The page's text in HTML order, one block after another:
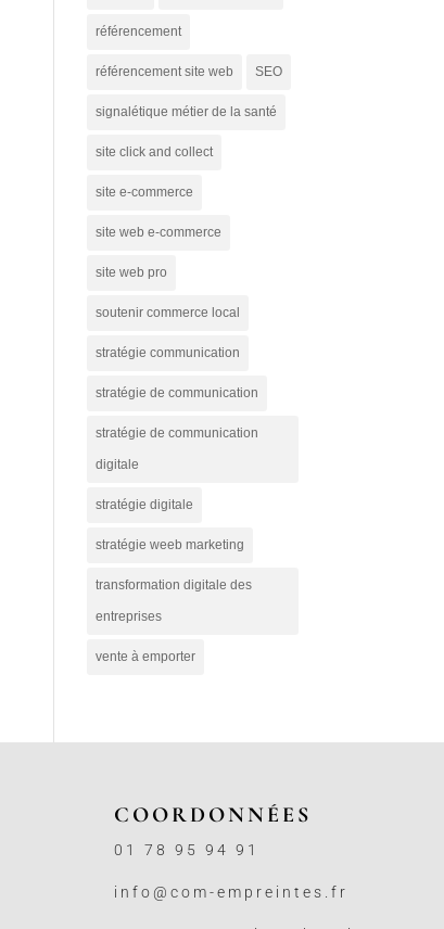
référencement
référencement site web SEO
signalétique métier de la santé
site click and collect
site e-commerce
site web e-commerce
site web pro
soutenir commerce local
stratégie communication
stratégie de communication
stratégie de communication
digitale
stratégie digitale
stratégie weeb marketing
transformation digitale des
entreprises
vente à emporter
COORDONNÉES
01 78 95 94 91
info@com-empreintes.fr